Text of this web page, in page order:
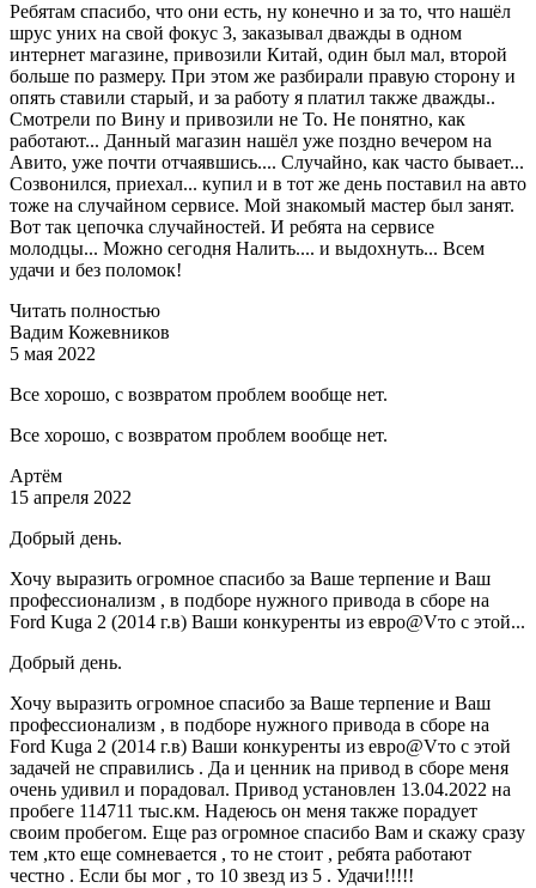
Ребятам спасибо, что они есть, ну конечно и за то, что нашёл
шрус уних на свой фокус 3, заказывал дважды в одном
интернет магазине, привозили Китай, один был мал, второй
больше по размеру. При этом же разбирали правую сторону и
опять ставили старый, и за работу я платил также дважды..
Смотрели по Вину и привозили не То. Не понятно, как
работают... Данный магазин нашёл уже поздно вечером на
Авито, уже почти отчаявшись.... Случайно, как часто бывает...
Созвонился, приехал... купил и в тот же день поставил на авто
тоже на случайном сервисе. Мой знакомый мастер был занят.
Вот так цепочка случайностей. И ребята на сервисе
молодцы... Можно сегодня Налить.... и выдохнуть... Всем
удачи и без поломок!
Читать полностью
Вадим Кожевников
5 мая 2022
Все хорошо, с возвратом проблем вообще нет.
Все хорошо, с возвратом проблем вообще нет.
Артём
15 апреля 2022
Добрый день.
Хочу выразить огромное спасибо за Ваше терпение и Ваш
профессионализм , в подборе нужного привода в сборе на
Ford Kuga 2 (2014 г.в) Ваши конкуренты из евро@Vто с этой...
Добрый день.
Хочу выразить огромное спасибо за Ваше терпение и Ваш
профессионализм , в подборе нужного привода в сборе на
Ford Kuga 2 (2014 г.в) Ваши конкуренты из евро@Vто с этой
задачей не справились . Да и ценник на привод в сборе меня
очень удивил и порадовал. Привод установлен 13.04.2022 на
пробеге 114711 тыс.км. Надеюсь он меня также порадует
своим пробегом. Еще раз огромное спасибо Вам и скажу сразу
тем ,кто еще сомневается , то не стоит , ребята работают
честно . Если бы мог , то 10 звезд из 5 . Удачи!!!!!